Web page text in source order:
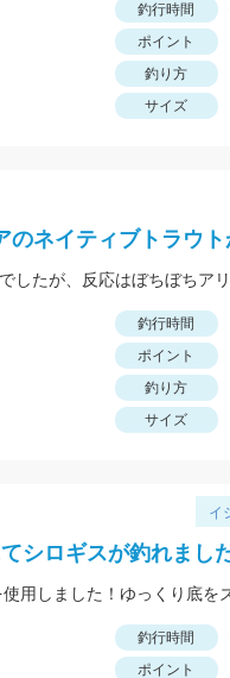
釣行時間
ポイント
釣り方
サイズ
ネイティブトラウト
釣行時間
ポイント
釣り方
サイズ
イ
シロギスが釣れまし
釣行時間
ポイント